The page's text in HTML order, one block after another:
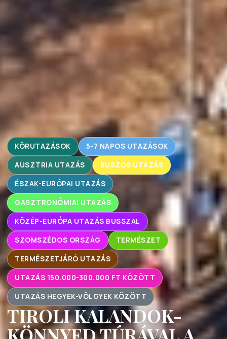
KÖRUTAZÁSOK 5-7 NAPOS UTAZÁSOK
AUSZTRIA UTAZÁS BUSZOS UTAZÁS
ÉSZAK-EURÓPAI UTAZÁS
GASZTRONÓMIAI UTAZÁS
KÖZÉP-EURÓPA UTAZÁS BUSSZAL
SZOMSZÉDOS ORSZÁG TERMÉSZET
TERMÉSZETJÁRÓ UTAZÁS
UTAZÁS 150.000-300.000 FT KÖZÖTT
UTAZÁS HEGYEK-VÖLGYEK KÖZÖTT
TIROLI KALANDOK-